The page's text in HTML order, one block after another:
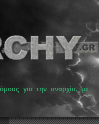
για την αναρχία, με